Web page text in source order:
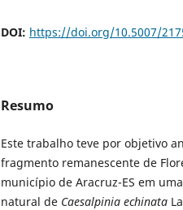
DOI: https://doi.org/10.5007/
Resumo
Este trabalho teve por objetivo
fragmento remanescente de
município de Aracruz-ES em
natural de Caesalpinia echinata